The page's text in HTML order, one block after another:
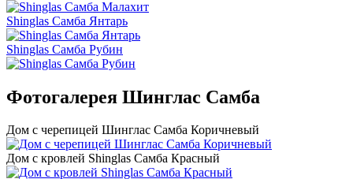
Shinglas Самба Янтарь
Shinglas Самба Рубин
Фотогалерея Шинглас Самба
Дом с черепицей Шинглас Самба Коричневый
Дом с кровлей Shinglas Самба Красный